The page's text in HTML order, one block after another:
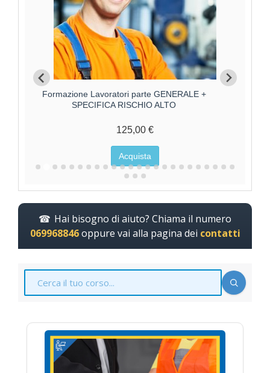
Formazione Lavoratori parte GENERALE +
SPECIFICA RISCHIO ALTO
125,00 €
Acquista
Hai bisogno di aiuto? Chiama il numero
069968846oppure vai alla pagina dei contatti